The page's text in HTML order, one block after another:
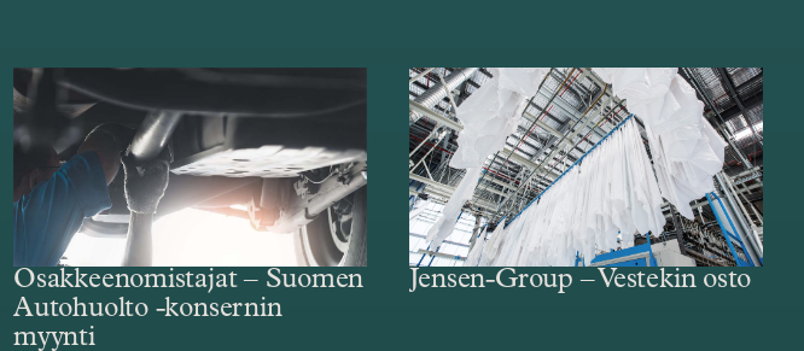
Osakkeenomistajat – Suomen
Autohuolto -konsernin
myynti
Jensen-Group – Vestekin osto